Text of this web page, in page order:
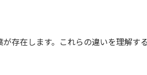
が存在します。これらの違いを理解す